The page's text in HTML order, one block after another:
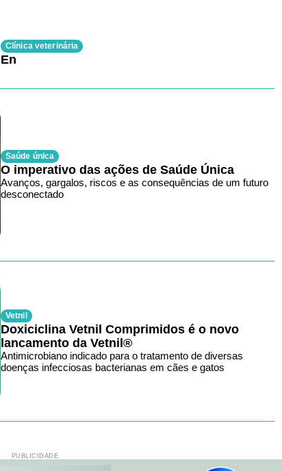
Clínica veterinária
En
Saúde única
O imperativo das ações de Saúde Única
Avanços, gargalos, riscos e as consequências de um futuro
desconectado
Vetnil
Doxiciclina Vetnil Comprimidos é o novo
lancamento da Vetnil®
Antimicrobiano indicado para o tratamento de diversas
doenças infecciosas bacterianas em cães e gatos
PUBLICIDADE